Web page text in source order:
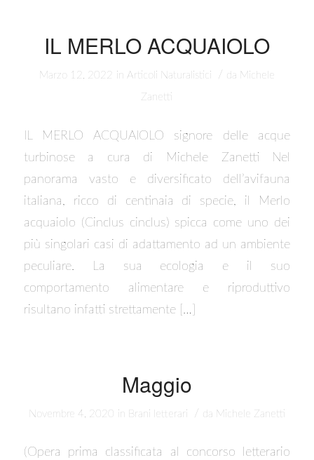
IL MERLO ACQUAIOLO
Marzo 12, 2022 in Articoli Naturalistici / da Michele
Zanetti
IL MERLO ACQUAIOLO signore delle acque
turbinose a cura di Michele Zanetti Nel
panorama vasto e diversificato dell’avifauna
italiana, ricco di centinaia di specie, il Merlo
acquaiolo (Cinclus cinclus) spicca come uno dei
più singolari casi di adattamento ad un ambiente
peculiare. La sua ecologia e il suo
comportamento alimentare e riproduttivo
risultano infatti strettamente […]
Maggio
Novembre 4, 2020 in Brani letterari / da Michele Zanetti
(Opera prima classificata al concorso letterario